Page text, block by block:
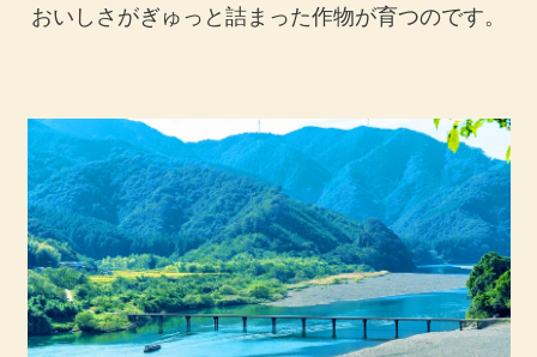
おいしさがぎゅっと詰まった作物が育つのです。